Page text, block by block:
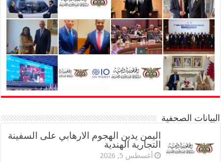
البيانات الصحفية
اليمن يدين الهجوم الارهابي على السفينة
التجارية الهندية
أغسطس 5, 2026